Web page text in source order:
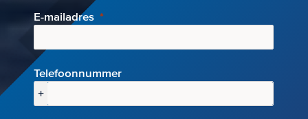
E-mailadres
Telefoonnummer
+